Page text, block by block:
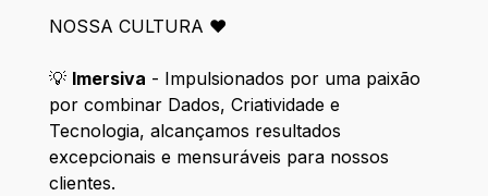
NOSSA CULTURA ❤️
💡 Imersiva - Impulsionados por uma paixão
por combinar Dados, Criatividade e
Tecnologia, alcançamos resultados
excepcionais e mensuráveis para nossos
clientes.